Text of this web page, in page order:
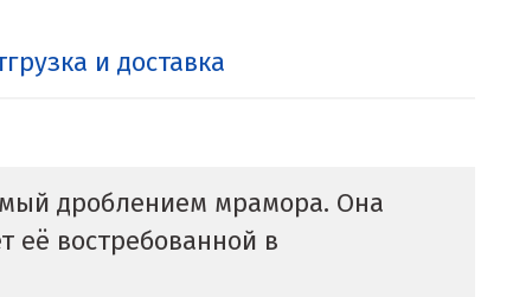
и доставка
дроблением мрамора. Она
её востребованной в